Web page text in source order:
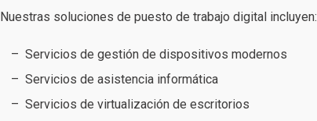
Nuestras soluciones de puesto de trabajo digital incluyen:
Servicios de gestión de dispositivos modernos
Servicios de asistencia informática
Servicios de virtualización de escritorios